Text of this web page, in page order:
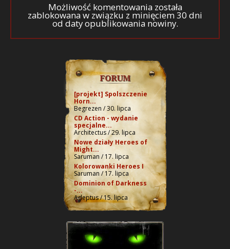
Możliwość komentowania została
zablokowana w związku z minięciem 30 dni
od daty opublikowania nowiny.
FORUM
[projekt] Spolszczenie
Horn...
Begrezen / 30. lipca
CD Action - wydanie
specjalne...
Architectus / 29. lipca
Nowe działy Heroes of
Might...
Saruman / 17. lipca
Kolorowanki Heroes I
Saruman / 17. lipca
Dominion of Darkness
-...
Adeptus / 15. lipca